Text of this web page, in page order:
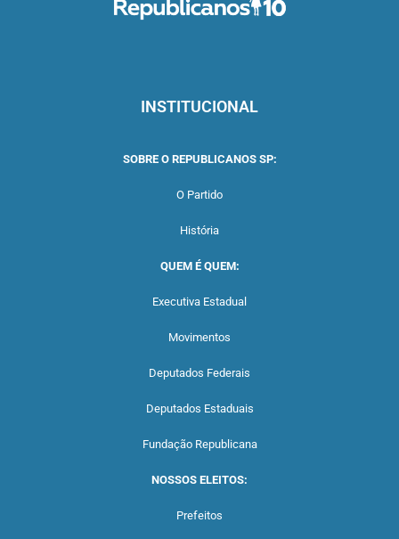
INSTITUCIONAL
SOBRE O REPUBLICANOS SP:
O Partido
História
QUEM É QUEM:
Executiva Estadual
Movimentos
Deputados Federais
Deputados Estaduais
Fundação Republicana
NOSSOS ELEITOS:
Prefeitos